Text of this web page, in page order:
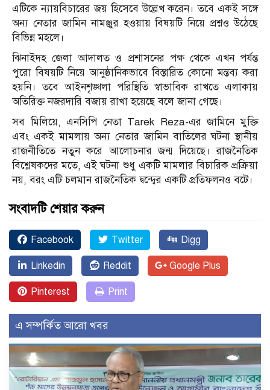
এটিকে ন্যায়বিচারের জয় হিসেবে উল্লেখ করেন। তবে একই সঙ্গে
অন্য নেতার জামিন নামঞ্জুর হওয়ায় বিষয়টি নিয়ে প্রশ্নও উঠেছে
বিভিন্ন মহলে।
ঝিনাইদহ জেলা আদালত ও প্রশাসনের পক্ষ থেকে এখন পর্যন্ত
পুরো বিষয়টি নিয়ে আনুষ্ঠানিকভাবে বিস্তারিত কোনো মন্তব্য করা
হয়নি। তবে আইনশৃঙ্খলা পরিস্থিতি স্বাভাবিক রাখতে এলাকায়
অতিরিক্ত নজরদারি বজায় রাখা হয়েছে বলে জানা গেছে।
সব মিলিয়ে, এনসিপি নেতা Tarek Reza-এর জামিনে মুক্তি
এবং একই মামলায় অন্য নেতার জামিন বাতিলের ঘটনা স্থানীয়
রাজনীতিতে নতুন করে আলোচনার জন্ম দিয়েছে। রাজনৈতিক
বিশ্লেষকদের মতে, এই ঘটনা শুধু একটি মামলার বিচারিক প্রক্রিয়া
নয়, বরং এটি চলমান রাজনৈতিক দ্বন্দ্বের একটি প্রতিফলনও বটে।
সংবাদটি শেয়ার করুন
Facebook Twitter Digg
Linkedin Reddit Google Plus
Pinterest Print
এ সম্পর্কিত আরো খবর